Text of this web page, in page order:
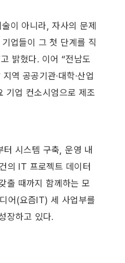
이 아니라, 자사의 문제
업들이 그 첫 단계를 직
밝혔다. 이어 “전남도
역 공공기관·대학·산업
기업 컨소시엄으로 제조
시스템 구축, 운영 내
의 IT 프로젝트 데이터
출 때까지 함께하는 모
어(요즘IT) 세 사업부를
장하고 있다.